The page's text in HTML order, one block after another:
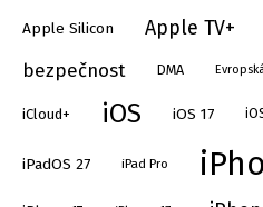
Apple Silicon Apple TV+
bezpečnost DMA
iCloud+ iOS iOS 17
iPadOS 27 iPad Pro